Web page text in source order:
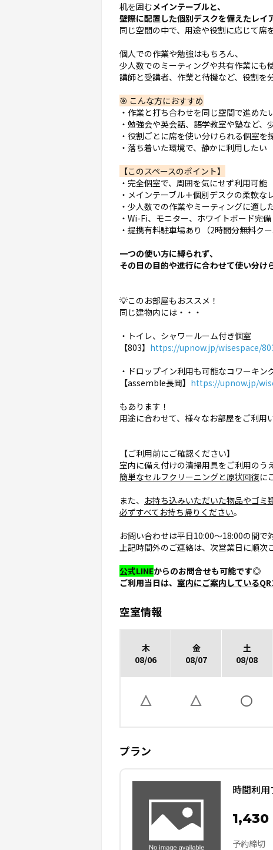
机を囲むメインテーブルと、
壁際に配置した個別デスクを備えたレイ
同じ空間の中で、用途や役割に応じて席
個人での作業や勉強はもちろん、
少人数でのミーティングや共有作業にも
講師と受講者、作業と待機など、役割を
🎯 こんな方におすすめ
・作業と打ち合わせを同じ空間で進めた
・勉強会や英会話、語学教室や塾など、
・役割ごとに席を使い分けられる個室を
・落ち着いた環境で、静かに利用したい
【このスペースのポイント】
・完全個室で、周囲を気にせず利用可能
・メインテーブル＋個別デスクの柔軟な
・少人数での作業やミーティングに適し
・Wi-Fi、モニター、ホワイトボード完備
・提携有料駐車場あり（2時間分無料クー
一つの使い方に縛られず、
その日の目的や進行に合わせて使い分け
💡このお部屋もおススメ！
同じ建物内には・・・
・トイレ、シャワールーム付き個室
【803】 https://upnow.jp/wisespace/
・ドロップイン利用も可能なコワーキン
【assemble長岡】 https://upnow.jp/
もあります！
用途に合わせて、様々なお部屋をご利用
【ご利用前にご確認ください】
室内に備え付けの清掃用具をご利用のうえ
簡単なセルフクリーニングと原状回復に
また、 お持ち込みいただいた物品やゴミ
必ずすべてお持ち帰りください。
お問い合わせは平日10:00〜18:00の間で
上記時間外のご連絡は、次営業日に順次
公式LINEからのお問合せも可能です◎
ご利用当日は、 室内にご案内している
空室情報
木
08/06
金
08/07
土
08/08
プラン
時間利用
1,430
予約締切